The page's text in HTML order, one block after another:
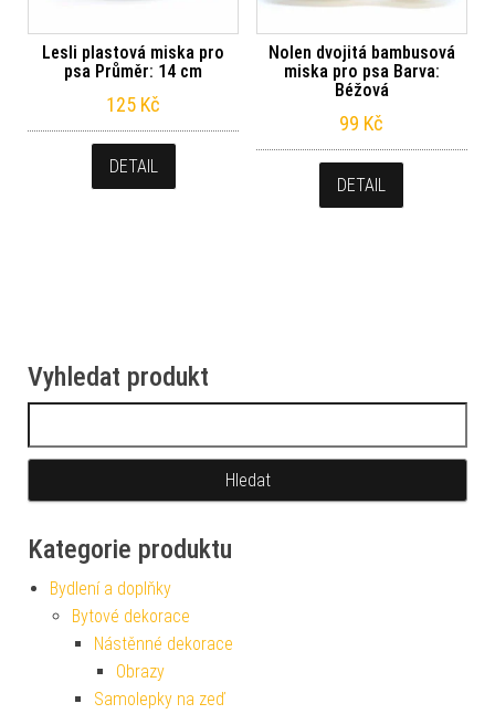
Lesli plastová miska pro
psa Průměr: 14 cm
125 Kč
DETAIL
Nolen dvojitá bambusová
miska pro psa Barva:
Béžová
99 Kč
DETAIL
Vyhledat produkt
Kategorie produktu
Bydlení a doplňky
Bytové dekorace
Nástěnné dekorace
Obrazy
Samolepky na zeď